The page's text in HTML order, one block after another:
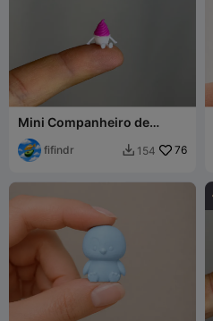
Mini Companheiro de
Sorvete
fifindr  154 76